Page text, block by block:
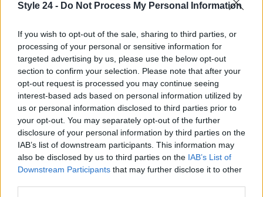
Style 24 - Do Not Process My Personal Information
If you wish to opt-out of the sale, sharing to third parties, or
processing of your personal or sensitive information for
targeted advertising by us, please use the below opt-out
section to confirm your selection. Please note that after your
opt-out request is processed you may continue seeing
interest-based ads based on personal information utilized by
us or personal information disclosed to third parties prior to
your opt-out. You may separately opt-out of the further
disclosure of your personal information by third parties on the
IAB’s list of downstream participants. This information may
also be disclosed by us to third parties on the IAB’s List of
Downstream Participants that may further disclose it to other